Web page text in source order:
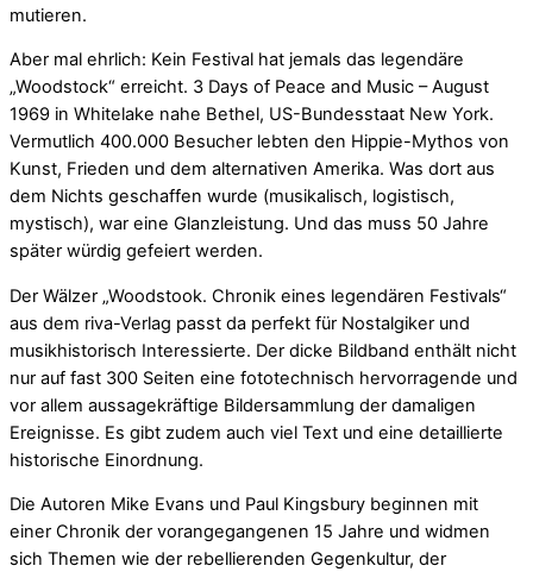
mutieren.
Aber mal ehrlich: Kein Festival hat jemals das legendäre
„Woodstock“ erreicht. 3 Days of Peace and Music – August
1969 in Whitelake nahe Bethel, US-Bundesstaat New York.
Vermutlich 400.000 Besucher lebten den Hippie-Mythos von
Kunst, Frieden und dem alternativen Amerika. Was dort aus
dem Nichts geschaffen wurde (musikalisch, logistisch,
mystisch), war eine Glanzleistung. Und das muss 50 Jahre
später würdig gefeiert werden.
Der Wälzer „Woodstook. Chronik eines legendären Festivals“
aus dem riva-Verlag passt da perfekt für Nostalgiker und
musikhistorisch Interessierte. Der dicke Bildband enthält nicht
nur auf fast 300 Seiten eine fototechnisch hervorragende und
vor allem aussagekräftige Bildersammlung der damaligen
Ereignisse. Es gibt zudem auch viel Text und eine detaillierte
historische Einordnung.
Die Autoren Mike Evans und Paul Kingsbury beginnen mit
einer Chronik der vorangegangenen 15 Jahre und widmen
sich Themen wie der rebellierenden Gegenkultur, der